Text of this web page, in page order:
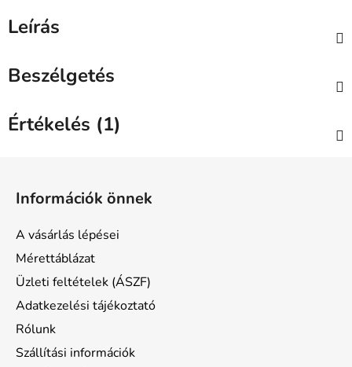
Leírás
Beszélgetés
Értékelés (1)
Információk önnek
A vásárlás lépései
Mérettáblázat
Üzleti feltételek (ÁSZF)
Adatkezelési tájékoztató
Rólunk
Szállítási információk